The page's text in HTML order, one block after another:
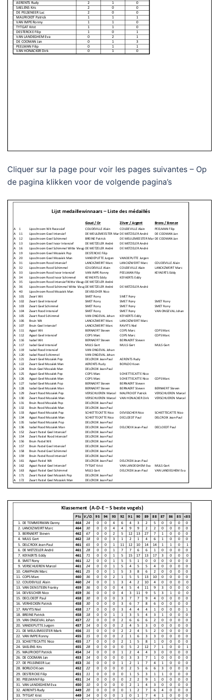
Cliquer sur la page pour voir les pages suivantes – Op
de pagina klikken voor de volgende pagina’s